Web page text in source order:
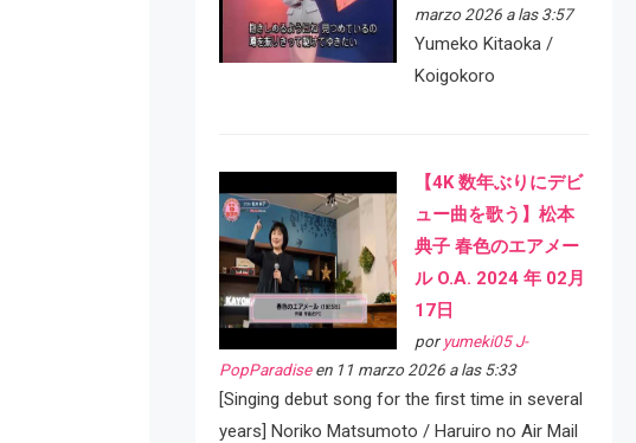
marzo 2026 a las 3:57
Yumeko Kitaoka /
Koigokoro
【4K 数年ぶりにデビ
ュー曲を歌う】松本
典子 春色のエアメー
ル O.A. 2024 年 02月
17日
por yumeki05 J-
PopParadiseen 11 marzo 2026 a las 5:33
[Singing debut song for the first time in several
years] Noriko Matsumoto / Haruiro no Air Mail